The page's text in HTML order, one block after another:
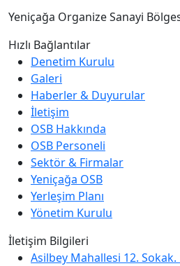
Yeniçağa Organize Sanayi
Hızlı Bağlantılar
Denetim Kurulu
Galeri
Haberler & Duyurular
İletişim
OSB Hakkında
OSB Personeli
Sektör & Firmalar
Yeniçağa OSB
Yerleşim Planı
Yönetim Kurulu
İletişim Bilgileri
Asilbey Mahallesi 12. Sokak.